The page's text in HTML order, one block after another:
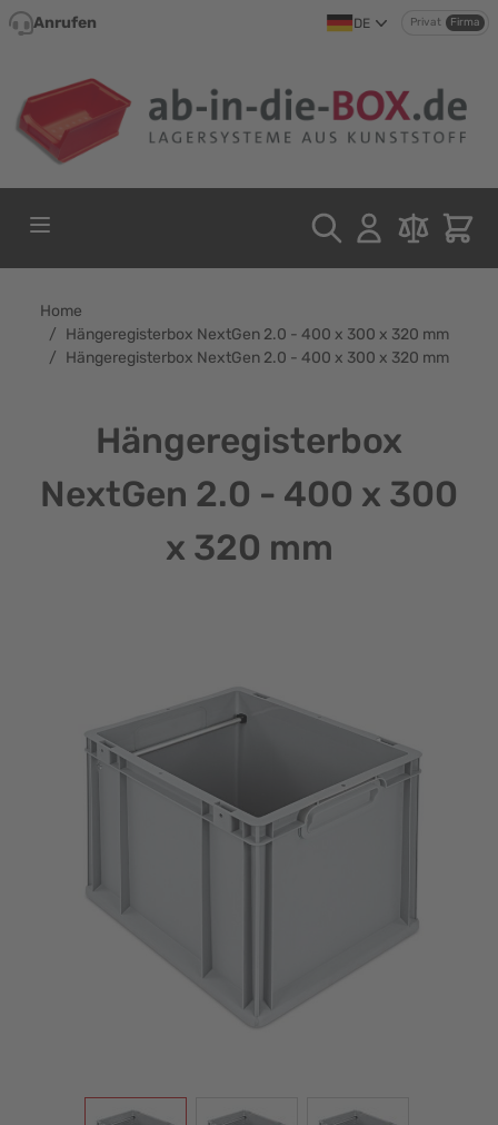
Direkt zum Inhalt
Anrufen DE Privat Firma
Home
/ Hängeregisterbox NextGen 2.0 - 400 x 300 x 320 mm
/ Hängeregisterbox NextGen 2.0 - 400 x 300 x 320 mm
Hängeregisterbox
NextGen 2.0 - 400 x 300
x 320 mm
View larger imageView larger imageView larger image